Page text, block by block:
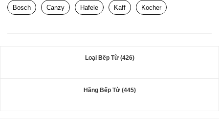
Bosch Canzy Hafele Kaff Kocher
Loại Bếp Từ (426)
Hãng Bếp Từ (445)